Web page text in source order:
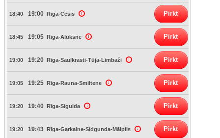
18:40 19:00 Rīga-Cēsis Pirkt
18:45 19:05 Rīga-Alūksne Pirkt
19:00 19:20 Rīga-Saulkrasti-Tūja-Limbaži Pirkt
19:05 19:25 Rīga-Rauna-Smiltene Pirkt
19:20 19:40 Rīga-Sigulda Pirkt
19:20 19:43 Rīga-Garkalne-Sidgunda-Mālpils Pirkt